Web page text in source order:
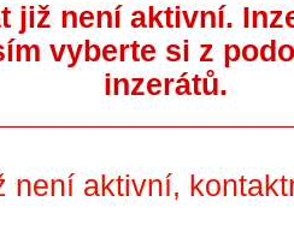
již není aktivní.
vyberte si z
inzerátů.
není aktivní,